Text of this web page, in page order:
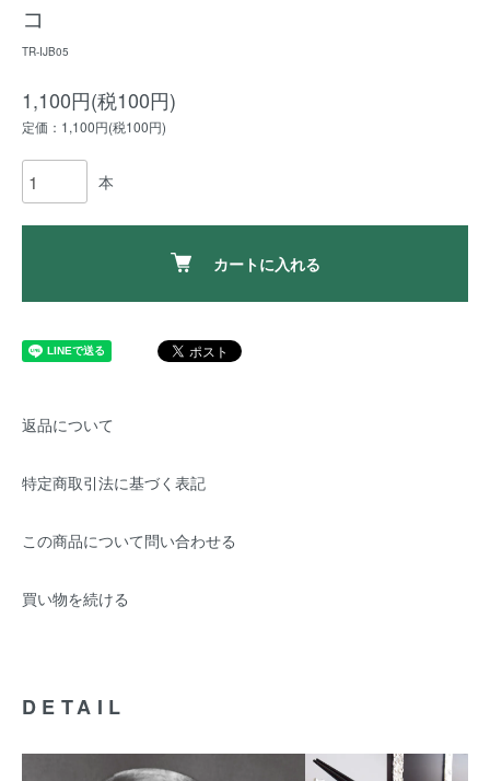
コ
TR-IJB05
1,100円(税100円)
定価：1,100円(税100円)
本
カートに入れる
返品について
特定商取引法に基づく表記
この商品について問い合わせる
買い物を続ける
DETAIL